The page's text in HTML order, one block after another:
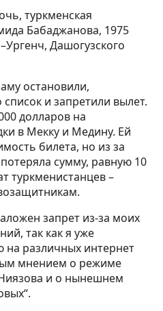
туркменская
Бабаджанова, 1975
Дашогузского
остановили,
и запретили вылет.
долларов на
в Мекку и Медину. Ей
билета, но из за
сумму, равную 10
туркменистанцев –
запрет из-за моих
так как я уже
на различных интернет
мнением о режиме
и о нынешнем